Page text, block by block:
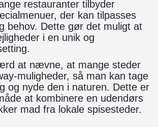
restauranter tilbyder
der kan tilpasses
behov. Dette gør det muligt at
i en unik og
at nævne, at mange steder
muligheder, så man kan tage
og nyde den i naturen. Dette er
at kombinere en udendørs
mad fra lokale spisesteder.